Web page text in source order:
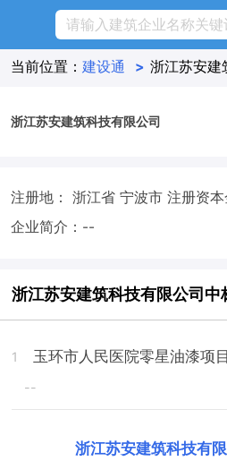
当前位置： 建设通 > 浙江苏安建
浙江苏安建筑科技有限公司
注册地： 浙江省 宁波市 注册资
企业简介：--
浙江苏安建筑科技有限公司中
1 玉环市人民医院零星油漆项目
--
浙江苏安建筑科技有